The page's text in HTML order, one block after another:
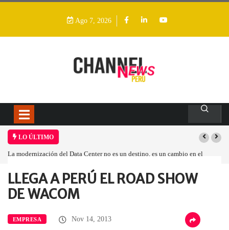
Ago 7, 2026
LO ÚLTIMO
La modernización del Data Center no es un destino, es un cambio en el
Home
Empresa LLEGA A PERÚ…
LLEGA A PERÚ EL ROAD SHOW
DE WACOM
EMPRESA Nov 14, 2013